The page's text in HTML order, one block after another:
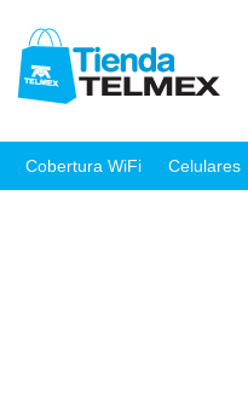
Cobertura WiFi Celulares